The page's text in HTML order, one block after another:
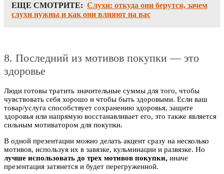
ЕЩЕ СМОТРИТЕ: Слухи: откуда они берутся, зачем
слухи нужны и как они влияют на вас
8. Последний из мотивов покупки — это
здоровье
Люди готовы тратить значительные суммы для того, чтобы
чувствовать себя хорошо и чтобы быть здоровыми. Если ваш
товар/услуга способствует сохранению здоровья, защите
здоровья или напрямую восстанавливает его, это также является
сильным мотиватором для покупки.
В одной презентации можно делать акцент сразу на несколько
мотивов, используя их в завязке, кульминации и развязке. Но
лучше использовать до трех мотивов покупки, иначе
презентация затянется и будет перегруженной.